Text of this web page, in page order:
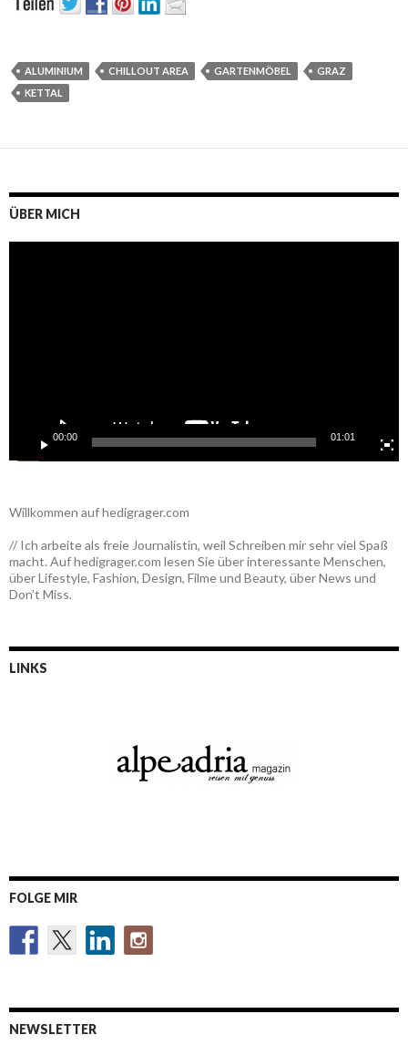
ALUMINIUM CHILLOUT AREA GARTENMÖBEL
GRAZ
KETTAL
ÜBER MICH
00:00 01:01
Willkommen auf hedigrager.com
// Ich arbeite als freie Journalistin, weil Schreiben mir sehr viel Spaß
macht. Auf hedigrager.com lesen Sie über interessante Menschen,
über Lifestyle, Fashion, Design, Filme und Beauty, über News und
Don’t Miss.
LINKS
FOLGE MIR
NEWSLETTER